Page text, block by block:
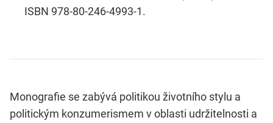
ISBN 978-80-246-4993-1.
Monografie se zabývá politikou životního stylu a
politickým konzumerismem v oblasti udržitelnosti a